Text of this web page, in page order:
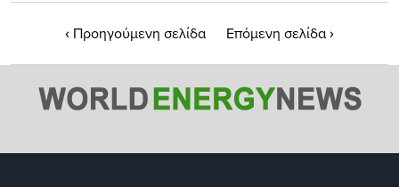
‹ Προηγούμενη σελίδα Επόμενη σελίδα›